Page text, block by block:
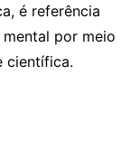
é referência
por meio
científica.